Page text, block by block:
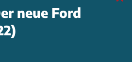
neue Ford